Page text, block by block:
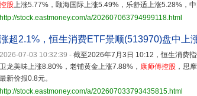
控股上涨5.77%，颐海国际上涨5.49%，乐舒适上涨5.28%，中
http://stock.eastmoney.com/a/202607063794999118.html
涨超2.1%，恒生消费ETF景顺(513970)盘中上
2026-07-03 10:32:39 - 截至2026年7月3日 10:12，恒生消费
卫龙美味上涨8.80%，老铺黄金上涨7.88%， 康师傅控股 ，思
最新价报0.8元。
http://stock.eastmoney.com/a/202607033793435815.html